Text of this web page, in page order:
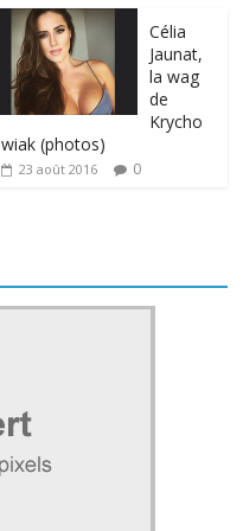
Célia
Jaunat,
la wag
de
Krycho
wiak (photos)
23 août 2016 0